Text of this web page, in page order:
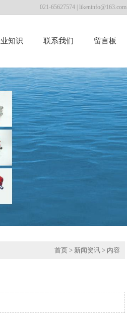
021-65627574 | likeninfo@163.com
知识 联系我们 留言板
首页 > 新闻资讯 > 内容